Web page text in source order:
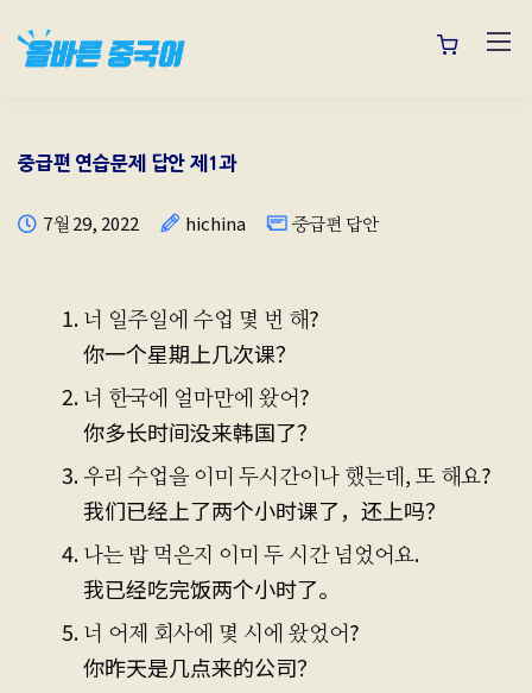
중급편 연습문제 답안 제1과
7월 29, 2022 hichina 중급편 답안
너 일주일에 수업 몇 번 해?
你一个星期上几次课？
너 한국에 얼마만에 왔어?
你多长时间没来韩国了？
우리 수업을 이미 두시간이나 했는데, 또 해요?
我们已经上了两个小时课了，还上吗？
나는 밥 먹은지 이미 두 시간 넘었어요.
我已经吃完饭两个小时了。
너 어제 회사에 몇 시에 왔었어?
你昨天是几点来的公司？